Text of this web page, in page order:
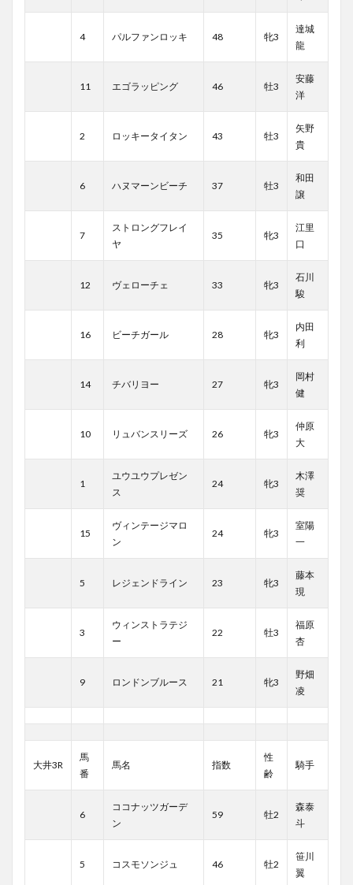
4 パルファンロッキ 48 牝3
達城
龍
11 エゴラッピング 46 牡3
安藤
洋
2 ロッキータイタン 43 牡3
矢野
貴
6 ハヌマーンビーチ 37 牡3
和田
譲
7
ストロングフレイ
ヤ
35 牝3
江里
口
12 ヴェローチェ 33 牝3
石川
駿
16 ビーチガール 28 牝3
内田
利
14 チバリヨー 27 牝3
岡村
健
10 リュバンスリーズ 26 牝3
仲原
大
1
ユウユウプレゼン
ス
24 牝3
木澤
奨
15
ヴィンテージマロ
ン
24 牝3
室陽
一
5 レジェンドライン 23 牝3
藤本
現
3
ウィンストラテジ
ー
22 牡3
福原
杏
9 ロンドンブルース 21 牝3
野畑
凌
大井3R
馬
番
馬名 指数
性
齢
騎手
6
ココナッツガーデ
ン
59 牡2
森泰
斗
5 コスモソンジュ 46 牡2
笹川
翼